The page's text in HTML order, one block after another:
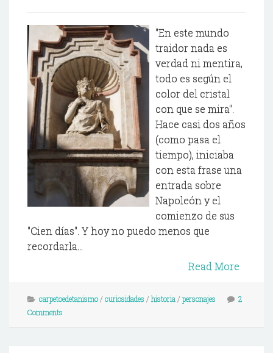
"En este mundo
traidor nada es
verdad ni mentira,
todo es según el
color del cristal
con que se mira".
Hace casi dos años
(como pasa el
tiempo), iniciaba
con esta frase una
entrada sobre
Napoleón y el
comienzo de sus
"Cien días". Y hoy no puedo menos que
recordarla...
Read More
carpetoedetanismo/ curiosidades / historia / personajes
2
Comments